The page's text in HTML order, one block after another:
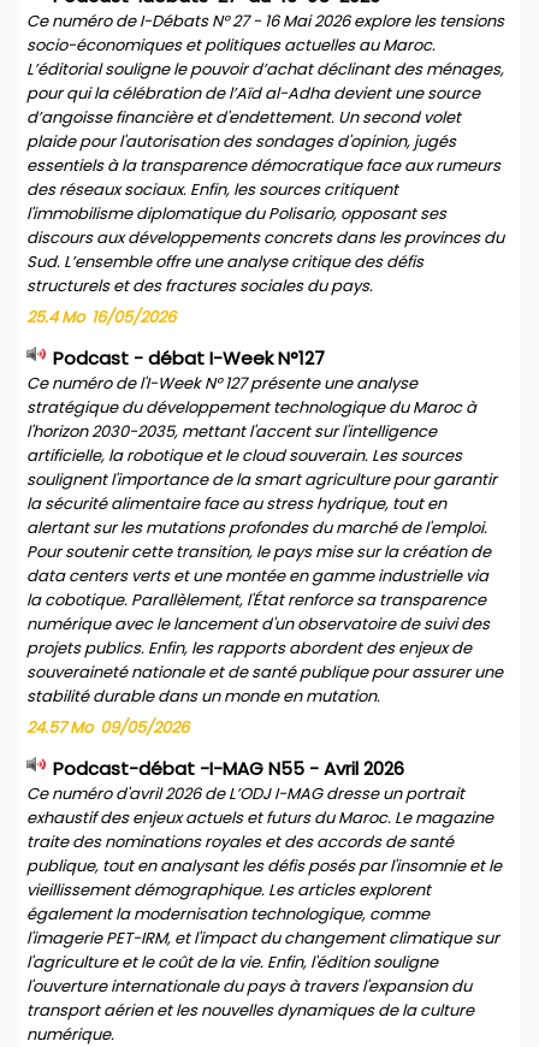
Ce numéro de I-Débats N° 27 - 16 Mai 2026 explore les tensions
socio-économiques et politiques actuelles au Maroc.
L’éditorial souligne le pouvoir d’achat déclinant des ménages,
pour qui la célébration de l’Aïd al-Adha devient une source
d’angoisse financière et d'endettement. Un second volet
plaide pour l'autorisation des sondages d'opinion, jugés
essentiels à la transparence démocratique face aux rumeurs
des réseaux sociaux. Enfin, les sources critiquent
l'immobilisme diplomatique du Polisario, opposant ses
discours aux développements concrets dans les provinces du
Sud. L’ensemble offre une analyse critique des défis
structurels et des fractures sociales du pays.
25.4 Mo 16/05/2026
Podcast - débat I-Week N°127
Ce numéro de l'I-Week N° 127 présente une analyse
stratégique du développement technologique du Maroc à
l'horizon 2030-2035, mettant l'accent sur l'intelligence
artificielle, la robotique et le cloud souverain. Les sources
soulignent l'importance de la smart agriculture pour garantir
la sécurité alimentaire face au stress hydrique, tout en
alertant sur les mutations profondes du marché de l'emploi.
Pour soutenir cette transition, le pays mise sur la création de
data centers verts et une montée en gamme industrielle via
la cobotique. Parallèlement, l'État renforce sa transparence
numérique avec le lancement d'un observatoire de suivi des
projets publics. Enfin, les rapports abordent des enjeux de
souveraineté nationale et de santé publique pour assurer une
stabilité durable dans un monde en mutation.
24.57 Mo 09/05/2026
Podcast-débat -I-MAG N55 - Avril 2026
Ce numéro d'avril 2026 de L’ODJ I-MAG dresse un portrait
exhaustif des enjeux actuels et futurs du Maroc. Le magazine
traite des nominations royales et des accords de santé
publique, tout en analysant les défis posés par l'insomnie et le
vieillissement démographique. Les articles explorent
également la modernisation technologique, comme
l'imagerie PET-IRM, et l'impact du changement climatique sur
l'agriculture et le coût de la vie. Enfin, l'édition souligne
l'ouverture internationale du pays à travers l'expansion du
transport aérien et les nouvelles dynamiques de la culture
numérique.